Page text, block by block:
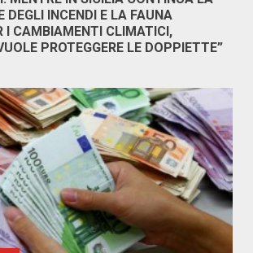
DEGLI INCENDI E LA FAUNA
I CAMBIAMENTI CLIMATICI,
PROTEGGERE LE DOPPIETTE”